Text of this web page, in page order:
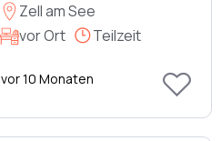
Zell am See
vor Ort
Teilzeit
vor 10 Monaten